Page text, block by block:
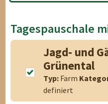
Tagespauschale
Jagd- und
Grünental
Typ: Farm
definiert